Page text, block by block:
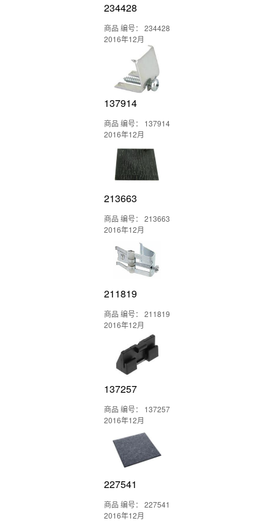
234428
商品 编号： 234428
2016年12月
137914
商品 编号： 137914
2016年12月
213663
商品 编号： 213663
2016年12月
211819
商品 编号： 211819
2016年12月
137257
商品 编号： 137257
2016年12月
227541
商品 编号： 227541
2016年12月